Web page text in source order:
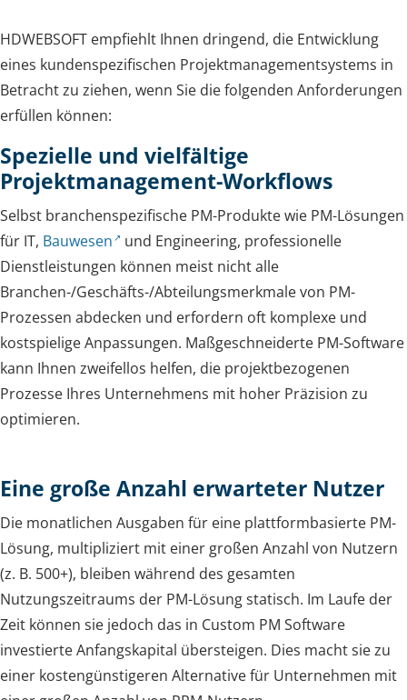
HDWEBSOFT empfiehlt Ihnen dringend, die Entwicklung
eines kundenspezifischen Projektmanagementsystems in
Betracht zu ziehen, wenn Sie die folgenden Anforderungen
erfüllen können:
Spezielle und vielfältige
Projektmanagement-Workflows
Selbst branchenspezifische PM-Produkte wie PM-Lösungen
für IT, Bauwesen
und Engineering, professionelle
Dienstleistungen können meist nicht alle
Branchen-/Geschäfts-/Abteilungsmerkmale von PM-
Prozessen abdecken und erfordern oft komplexe und
kostspielige Anpassungen. Maßgeschneiderte PM-Software
kann Ihnen zweifellos helfen, die projektbezogenen
Prozesse Ihres Unternehmens mit hoher Präzision zu
optimieren.
Eine große Anzahl erwarteter Nutzer
Die monatlichen Ausgaben für eine plattformbasierte PM-
Lösung, multipliziert mit einer großen Anzahl von Nutzern
(z. B. 500+), bleiben während des gesamten
Nutzungszeitraums der PM-Lösung statisch. Im Laufe der
Zeit können sie jedoch das in Custom PM Software
investierte Anfangskapital übersteigen. Dies macht sie zu
einer kostengünstigeren Alternative für Unternehmen mit